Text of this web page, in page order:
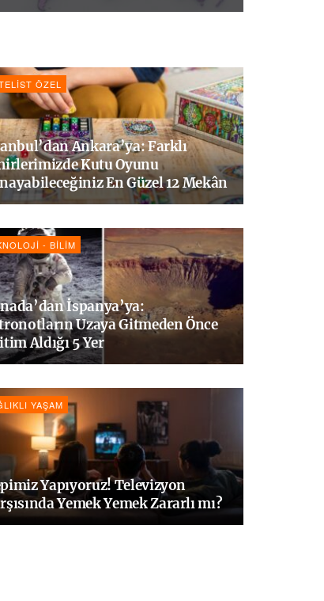
ÖZEL
Ankara’ya: Farklı
Kutu Oyunu
En Güzel 12 Mekân
- BILIM
İspanya’ya:
Uzaya Gitmeden Önce
Aldığı 5 Yer
YAŞAM
Yapıyoruz! Televizyon
Yemek Yemek Zararlı mı?